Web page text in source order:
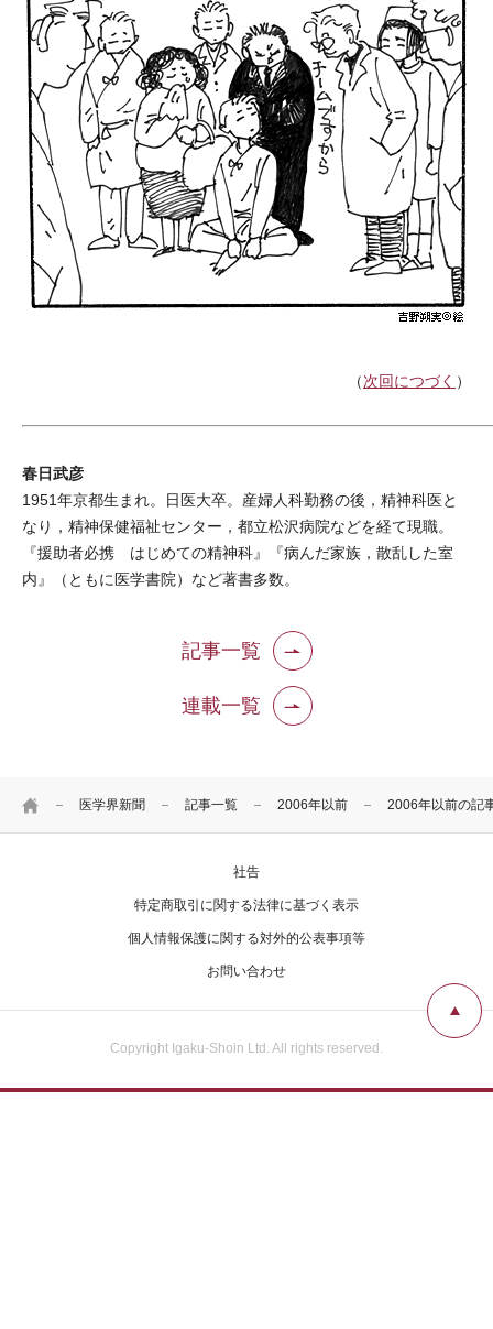
HOME 医学界新聞 記事一覧 2006年以前 2006年以前の記
（次回につづく ）
春日武彦
1951年京都生まれ。日医大卒。産婦人科勤務の後，精神科医と
なり，精神保健福祉センター，都立松沢病院などを経て現職。
『援助者必携 はじめての精神科』『病んだ家族，散乱した室
内』（ともに医学書院）など著書多数。
記事一覧
連載一覧
社告
特定商取引に関する法律に基づく表示
個人情報保護に関する対外的公表事項等
お問い合わせ
Copyright Igaku-Shoin Ltd. All rights reserved.